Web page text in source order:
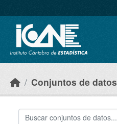
Conjuntos de datos